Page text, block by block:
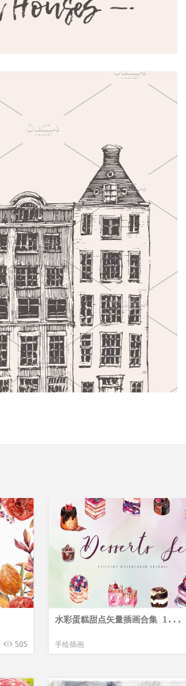
505
水彩蛋糕甜点矢量插画合集 1...
手绘插画